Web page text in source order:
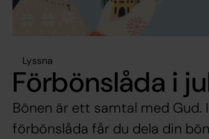
Lyssna
Förbönslåda i
Bönen är ett samtal med Gud.
förbönslåda får du dela din